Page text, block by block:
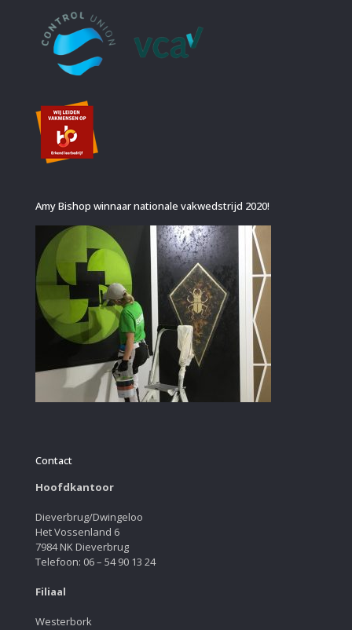
Amy Bishop winnaar nationale vakwedstrijd 2020!
Contact
Hoofdkantoor
Dieverbrug/Dwingeloo
Het Vossenland 6
7984 NK Dieverbrug
Telefoon: 06 – 54 90 13 24
Filiaal
Westerbork